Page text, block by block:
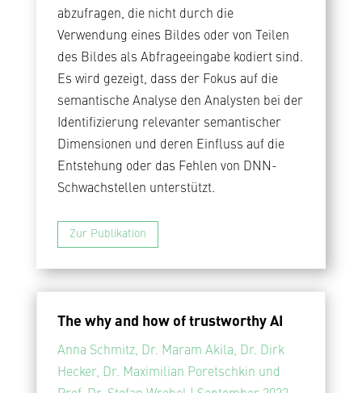
abzufragen, die nicht durch die
Verwendung eines Bildes oder von Teilen
des Bildes als Abfrageeingabe kodiert sind.
Es wird gezeigt, dass der Fokus auf die
semantische Analyse den Analysten bei der
Identifizierung relevanter semantischer
Dimensionen und deren Einfluss auf die
Entstehung oder das Fehlen von DNN-
Schwachstellen unterstützt.
Zur Publikation
The why and how of trustworthy AI
Anna Schmitz, Dr. Maram Akila, Dr. Dirk
Hecker, Dr. Maximilian Poretschkin und